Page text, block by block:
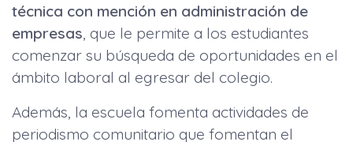
técnica con mención en administración de
empresas , que le permite a los estudiantes
comenzar su búsqueda de oportunidades en el
ámbito laboral al egresar del colegio.
Además, la escuela fomenta actividades de
periodismo comunitario que fomentan el